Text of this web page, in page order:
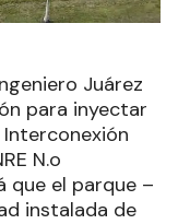
Juárez
para inyectar
N.o
que el parque –
instalada de